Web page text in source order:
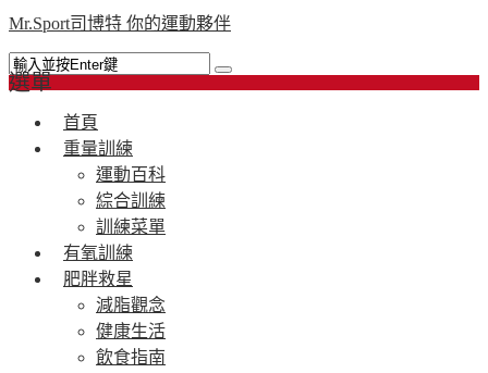
Mr.Sport司博特 你的運動夥伴
選單
首頁
重量訓練
運動百科
綜合訓練
訓練菜單
有氧訓練
肥胖救星
減脂觀念
健康生活
飲食指南